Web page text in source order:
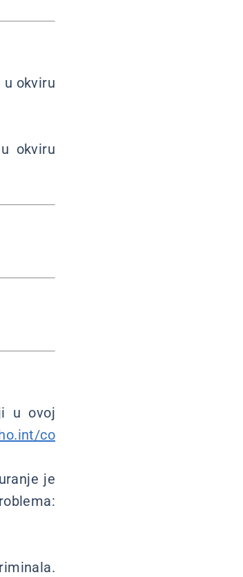
u okviru
okviru
u ovoj
co
je